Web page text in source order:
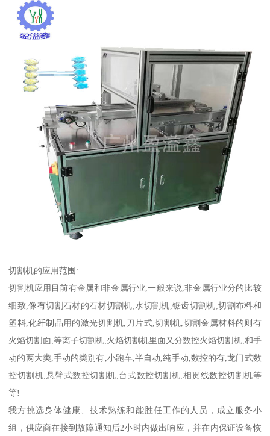
切割机的应用范围:
切割机应用目前有金属和非金属行业,一般来说,非金属行业分的比较
细致,像有切割石材的石材切割机,水切割机,锯齿切割机,切割布料和
塑料,化纤制品用的激光切割机,刀片式,切割机,切割金属材料的则有
火焰切割面,等离子切割机,火焰切割机里面又分数控火焰切割机,和手
动的两大类,手动的类别有,小跑车,半自动,纯手动,数控的有,龙门式数
控切割机,悬臂式数控切割机,台式数控切割机,相贯线数控切割机等
等!
我方挑选身体健康、技术熟练和能胜任工作的人员，成立服务小
组，供应商在接到故障通知后2小时内做出响应，并在内保证设备恢